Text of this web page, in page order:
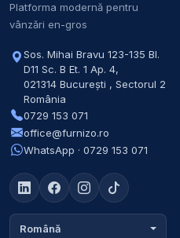
Platforma modernă pentru
vânzări en-gros
Sos. Mihai Bravu 123-135 Bl.
D11 Sc. B Et. 1 Ap. 4,
021314 București , Sectorul 2
România
0729 153 071
office@furnizo.ro
WhatsApp · 0729 153 071
Română